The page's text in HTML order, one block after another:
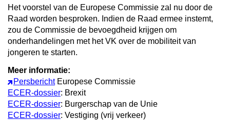
Het voorstel van de Europese Commissie zal nu door de
Raad worden besproken. Indien de Raad ermee instemt,
zou de Commissie de bevoegdheid krijgen om
onderhandelingen met het VK over de mobiliteit van
jongeren te starten.
Meer informatie:
PersberichtEuropese Commissie
ECER-dossier: Brexit
ECER-dossier: Burgerschap van de Unie
ECER-dossier: Vestiging (vrij verkeer)